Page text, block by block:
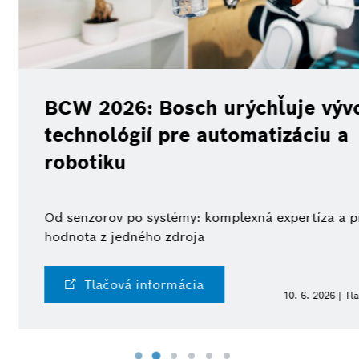
vývoj
a
a pridaná
Trh s
spoločnosti